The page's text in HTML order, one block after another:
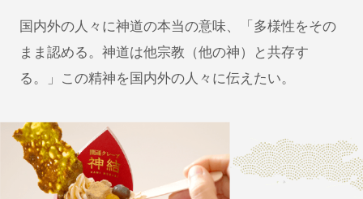
国内外の人々に神道の本当の意味、「多様性をその
まま認める。神道は他宗教（他の神）と共存す
る。」この精神を国内外の人々に伝えたい。